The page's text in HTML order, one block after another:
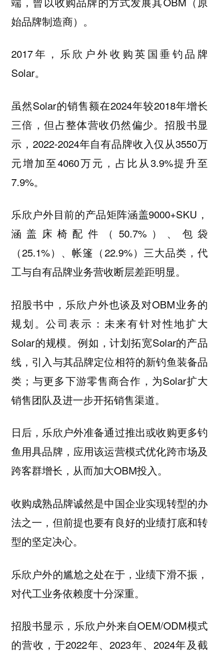
始品牌制造商）。
2017年，乐欣户外收购英国垂钓品牌
Solar。
虽然Solar的销售额在2024年较2018年增长
三倍，但占整体营收仍然偏少。招股书显
示，2022-2024年自有品牌收入仅从3550万
元增加至4060万元，占比从3.9%提升至
7.9%。
乐欣户外目前的产品矩阵涵盖9000+SKU，
涵盖床椅配件（50.7%）、包袋
（25.1%）、帐篷（22.9%）三大品类，代
工与自有品牌业务营收断层差距明显。
招股书中，乐欣户外也谈及对OBM业务的
规划。公司表示：未来有针对性地扩大
Solar的规模。例如，计划拓宽Solar的产品
线，引入与其品牌定位相符的新钓鱼装备品
类；与更多下游零售商合作，为Solar扩大
销售团队及进一步开拓销售渠道。
日后，乐欣户外准备通过推出或收购更多钓
鱼用具品牌，应用该运营模式优化跨市场及
跨客群增长，从而加大OBM投入。
收购成熟品牌诚然是中国企业实现转型的办
法之一，但前提也要有良好的业绩打底和转
型的坚定决心。
乐欣户外的尴尬之处在于，业绩下滑不振，
对代工业务依赖度十分深重。
招股书显示，乐欣户外来自OEM/ODM模式
的营收，于2022年、2023年、2024年及截